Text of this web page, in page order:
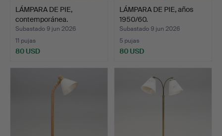
LÁMPARA DE PIE,
contemporánea.
Subastado 9 jun 2026
11 pujas
80 USD
LÁMPARA DE PIE, años
1950/60.
Subastado 9 jun 2026
5 pujas
80 USD